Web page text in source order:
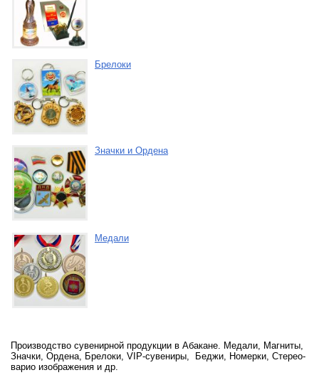
Брелоки
Значки и Ордена
Медали
Производство сувенирной продукции в Абакане. Медали, Магниты,
Значки, Ордена, Брелоки, VIP-сувениры, Беджи, Номерки, Стерео-
варио изображения и др.